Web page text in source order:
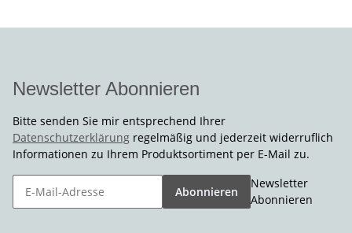
Newsletter Abonnieren
Bitte senden Sie mir entsprechend Ihrer
Datenschutzerklärung regelmäßig und jederzeit widerruflich
Informationen zu Ihrem Produktsortiment per E-Mail zu.
Abonnieren
Newsletter
Abonnieren